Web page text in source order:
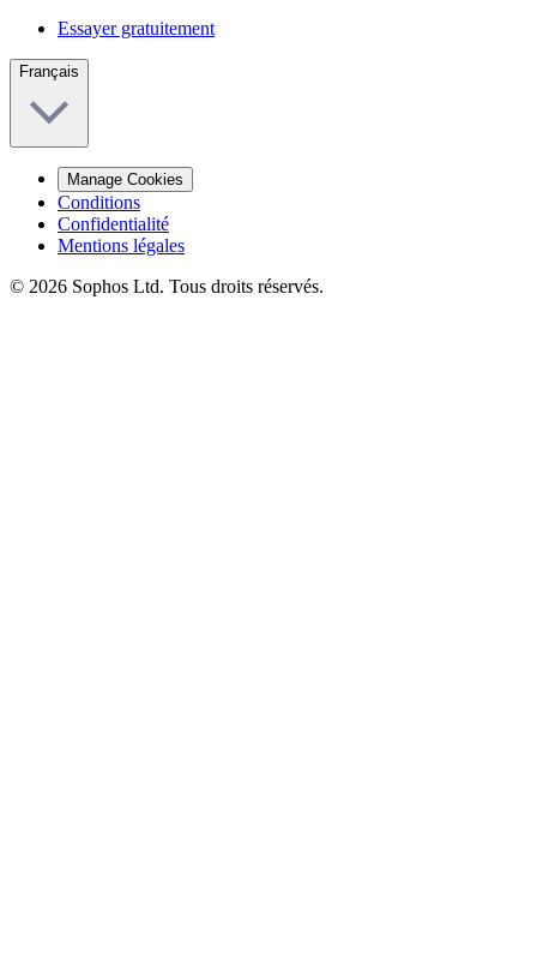
Essayer gratuitement
Français
Manage Cookies
Conditions
Confidentialité
Mentions légales
© 2026 Sophos Ltd. Tous droits réservés.